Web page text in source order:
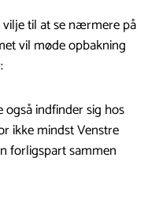
til at se nærmere på
vil møde opbakning
også indfinder sig hos
ikke mindst Venstre
forligspart sammen